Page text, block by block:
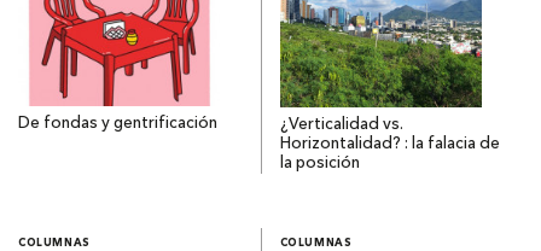
De fondas y gentrificación
¿Verticalidad vs.
Horizontalidad? : la falacia de
la posición
COLUMNAS COLUMNAS